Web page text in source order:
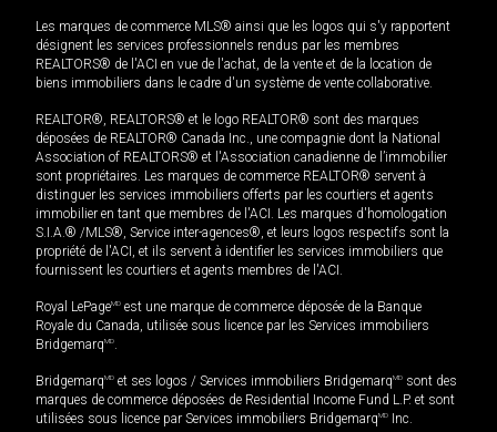
Les marques de commerce MLS® ainsi que les logos qui s'y rapportent
désignent les services professionnels rendus par les membres
REALTORS® de l'ACI en vue de l'achat, de la vente et de la location de
biens immobiliers dans le cadre d'un système de vente collaborative.
REALTOR®, REALTORS® et le logo REALTOR® sont des marques
déposées de REALTOR® Canada Inc., une compagnie dont la National
Association of REALTORS® et l'Association canadienne de l’immobilier
sont propriétaires. Les marques de commerce REALTOR® servent à
distinguer les services immobiliers offerts par les courtiers et agents
immobilier en tant que membres de l'ACI. Les marques d'homologation
S.I.A.® /MLS®, Service inter-agences®, et leurs logos respectifs sont la
propriété de l'ACI, et ils servent à identifier les services immobiliers que
fournissent les courtiers et agents membres de l'ACI.
Royal LePageMD est une marque de commerce déposée de la Banque
Royale du Canada, utilisée sous licence par les Services immobiliers
BridgemarqMD.
BridgemarqMD et ses logos / Services immobiliers BridgemarqMD sont des
marques de commerce déposées de Residential Income Fund L.P. et sont
utilisées sous licence par Services immobiliers BridgemarqMD Inc.